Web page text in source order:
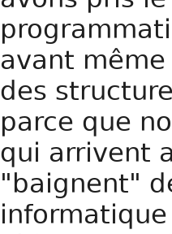
avant même
des
parce que
qui arrivent
"baignent"